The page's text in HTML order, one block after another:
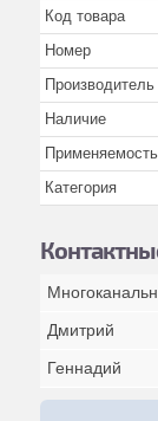
Знаки
Каталоги
Манжеты,
Масла,
Подшипники
Прочее
Ремни
Стандартные
Код товара
Номер
Производитель
Наличие
Применяемость
Категория
Дмитрий
Геннадий